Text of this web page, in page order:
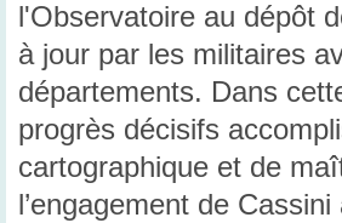
l'Observatoire au dépôt
à jour par les militaires
départements. Dans
progrès décisifs
cartographique et de
l’engagement de